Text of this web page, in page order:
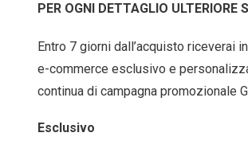
PER OGNI DETTAGLIO ULTERIORE
Entro 7 giorni dall’acquisto riceverai
e-commerce esclusivo e
continua di campagna promozionale
Esclusivo